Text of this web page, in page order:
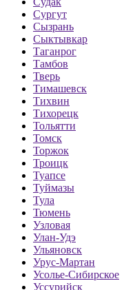
Сургут
Сызрань
Сыктывкар
Таганрог
Тамбов
Тверь
Тимашевск
Тихвин
Тихорецк
Тольятти
Томск
Торжок
Троицк
Туапсе
Туймазы
Тула
Тюмень
Узловая
Улан-Удэ
Ульяновск
Урус-Мартан
Усолье-Сибирское
Уссурийск